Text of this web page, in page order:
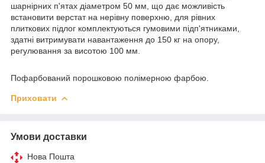
шарнірних п'ятах діаметром 50 мм, що дає можливість
встановити верстат на нерівну поверхню, для рівних
плиткових підлог комплектуються гумовими підп'ятниками,
здатні витримувати навантаження до 150 кг на опору,
регулювання за висотою 100 мм.
Пофарбований порошковою полімерною фарбою.
Приховати
Умови доставки
Нова Пошта